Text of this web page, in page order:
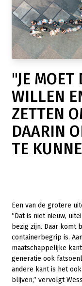
"JE MOET
WILLEN
ZETTEN
DAARIN
TE
Een van de grotere
“Dat is niet nieuw,
bezig zijn. Daar komt
containerbegrip is.
maatschappelijke
generatie ook
andere kant is het
blijven,” vervolgt